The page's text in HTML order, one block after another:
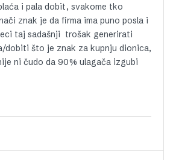
i pala dobit, svakome tko
znak je da firma ima puno posla i
taj sadašnji trošak generirati
dobiti što je znak za kupnju dionica,
ni čudo da 90% ulagača izgubi